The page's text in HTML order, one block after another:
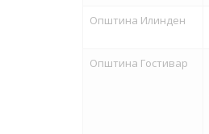
Општина Илинден
Општина Гостивар